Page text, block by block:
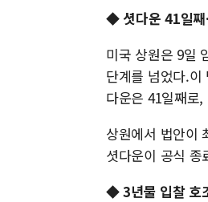
◆셧다운 41일
미국 상원은 9일
단계를 넘었다.
다운은 41일째로
상원에서 법안이
셧다운이 공식
◆3년물 입찰 호